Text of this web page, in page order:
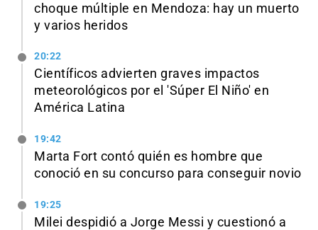
choque múltiple en Mendoza: hay un muerto
y varios heridos
20:22
Científicos advierten graves impactos
meteorológicos por el 'Súper El Niño' en
América Latina
19:42
Marta Fort contó quién es hombre que
conoció en su concurso para conseguir novio
19:25
Milei despidió a Jorge Messi y cuestionó a